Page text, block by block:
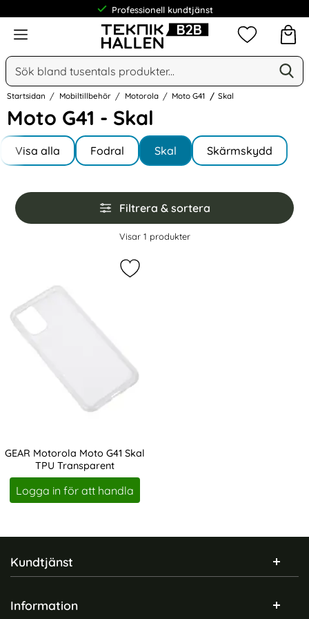
Professionell kundtjänst
Meny
Sök
Sök på Narse Group AB
Mina
Startsidan Mobiltillbehör Motorola Moto G41 Skal
Moto G41 - Skal
Hoppa
produkter
Underkategorier
Visa alla
I Moto G41 Fodral Skal Skärmskydd
Hoppa
över
filtersektionen
Filtrera & sortera
Filtrera & sortera
Visar 1 produkter
GEAR Motorola Moto G41 Skal
TPU Transparent
Art. nr 207761
Logga in för att handla
Markera gEAR Motorola Moto
Sidfot Blandad info och länkar
Kundtjänst
Information